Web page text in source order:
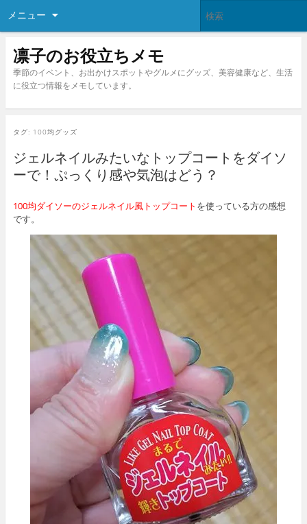
メニュー
凛子のお役立ちメモ
季節のイベント、お出かけスポットやグルメにグッズ、美容健康など、生活
に役立つ情報をメモしています。
タグ: 100均グッズ
ジェルネイルみたいなトップコートをダイソ
ーで！ぷっくり感や気泡はどう？
100均ダイソーのジェルネイル風トップコート を使っている方の感想
です。